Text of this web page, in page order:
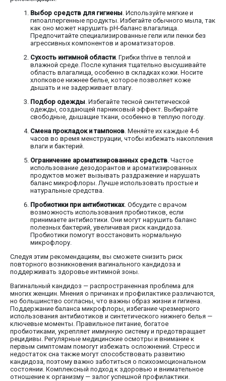
Выбор средств для гигиены . Используйте мягкие и
гипоаллергенные продукты. Избегайте обычного мыла, так
как оно может нарушить pH-баланс влагалища.
Предпочитайте специализированные гели или пенки без
агрессивных компонентов и ароматизаторов.
Сухость интимной области . Грибки thrive в теплой и
влажной среде. После купания тщательно высушивайте
область влагалища, особенно в складках кожи. Носите
хлопковое нижнее белье, которое позволяет коже
дышать и не задерживает влагу.
Подбор одежды . Избегайте тесной синтетической
одежды, создающей парниковый эффект. Выбирайте
свободные, дышащие ткани, особенно в теплую погоду.
Смена прокладок и тампонов . Меняйте их каждые 4-6
часов во время менструации, чтобы избежать накопления
влаги и бактерий.
Ограничение ароматизированных средств . Частое
использование дезодорантов и ароматизированных
продуктов может вызывать раздражение и нарушать
баланс микрофлоры. Лучше использовать простые и
натуральные средства.
Пробиотики при антибиотиках . Обсудите с врачом
возможность использования пробиотиков, если
принимаете антибиотики. Они могут нарушить баланс
полезных бактерий, увеличивая риск кандидоза.
Пробиотики помогут восстановить нормальную
микрофлору.
Следуя этим рекомендациям, вы сможете снизить риск
повторного возникновения вагинального кандидоза и
поддерживать здоровье интимной зоны.
Вагинальный кандидоз — распространенная проблема для
многих женщин. Мнения о причинах и профилактике различаются,
но большинство согласны, что важны образ жизни и гигиена.
Поддержание баланса микрофлоры, избегание чрезмерного
использования антибиотиков и синтетического нижнего белья —
ключевые моменты. Правильное питание, богатое
пробиотиками, укрепляет иммунную систему и предотвращает
рецидивы. Регулярные медицинские осмотры и внимание к
первым симптомам помогут избежать осложнений. Стресс и
недостаток сна также могут способствовать развитию
кандидоза, поэтому важно заботиться о психоэмоциональном
состоянии. Комплексный подход к здоровью и внимательное
отношение к организму — залог успешной профилактики.